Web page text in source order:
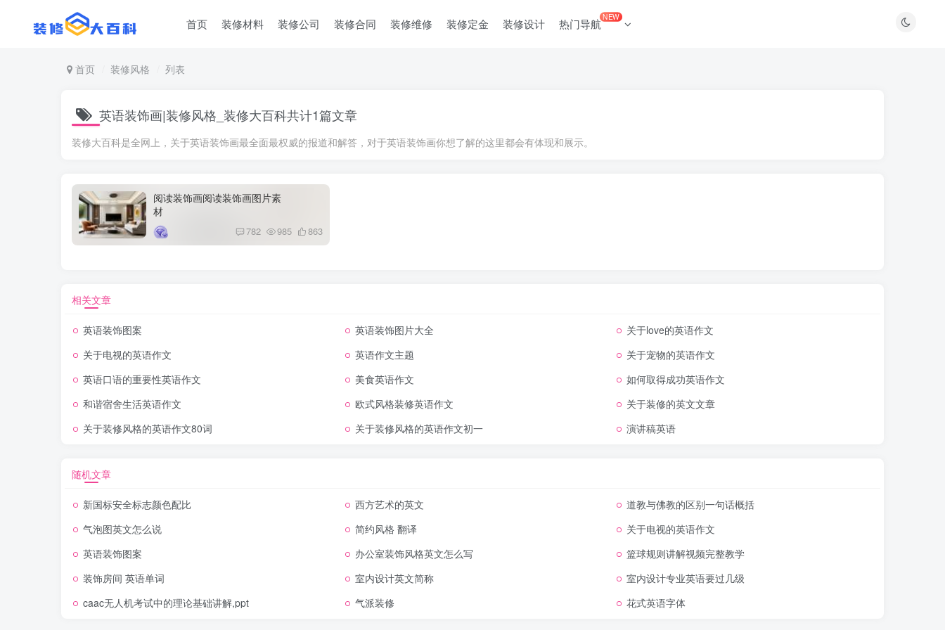
首页 装修材料 装修公司 装修合同 装修维修 装修定金 装修设计 热门导航NEW
首页 装修风格 列表
英语装饰画|装修风格_装修大百科共计1篇文章
装修大百科是全网上，关于英语装饰画最全面最权威的报道和解答，对于英语装饰画你想了解的这里都会有体现和展示。
阅读装饰画阅读装饰画图片素
材
782 985 863
相关文章
英语装饰图案 英语装饰图片大全
关于love的英语作文
关于电视的英语作文
英语作文主题
关于宠物的英语作文
英语口语的重要性英语作文
美食英语作文
如何取得成功英语作文
和谐宿舍生活英语作文
欧式风格装修英语作文
关于装修的英文文章
关于装修风格的英语作文80词
关于装修风格的英语作文初一 演讲稿英语
随机文章
新国标安全标志颜色配比 西方艺术的英文
道教与佛教的区别一句话概括
气泡图英文怎么说
简约风格 翻译
关于电视的英语作文
英语装饰图案
办公室装饰风格英文怎么写
篮球规则讲解视频完整教学
装饰房间 英语单词
室内设计英文简称
室内设计专业英语要过几级
caac无人机考试中的理论基础讲解,ppt
气派装修 花式英语字体
0.美术好看的装饰画-【美术】好看的装饰画 课程目录 第1节 语文:第1讲古诗三首第一课时 第1节 体育锻炼:第1讲 第1节 数学:第1讲长方体的认识 第1节 英语:第1讲 my day 第1节 眼保